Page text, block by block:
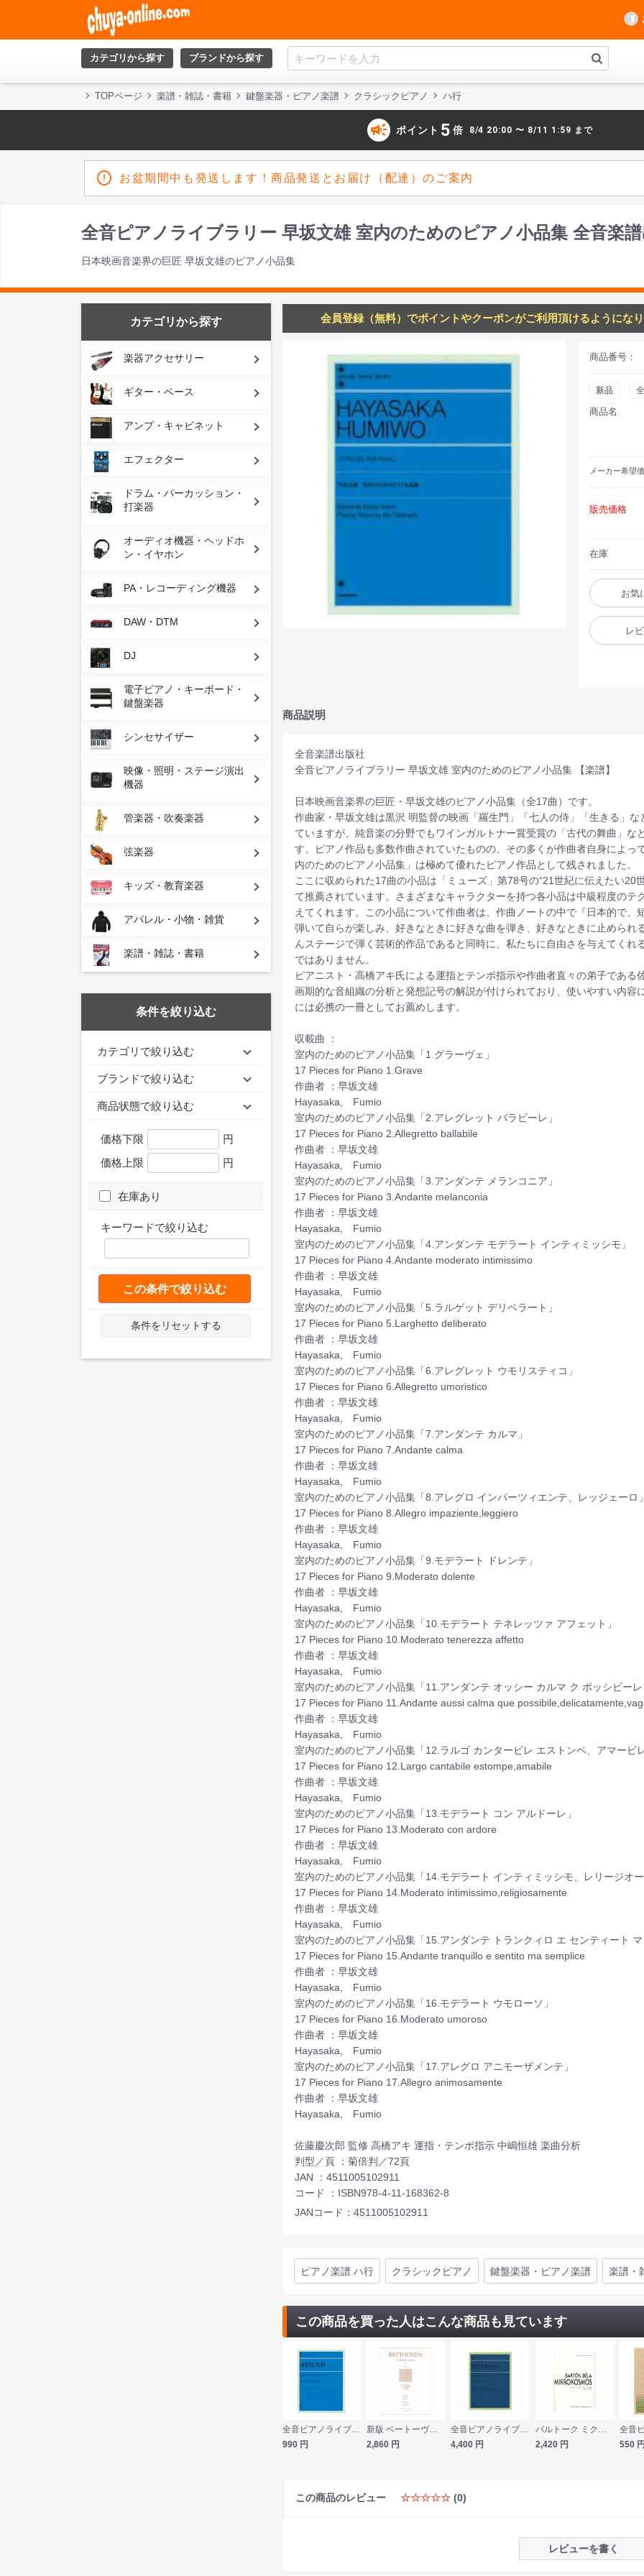
カテゴリから探す ブランドから探す
TOPページ 楽譜・雑誌・書籍 鍵盤楽器・ピアノ楽譜 クラシックピアノ ハ行
campaign ポイント 5 倍 8/4 20:00 〜 8/11 1:59 まで
お盆期間中も発送します！商品発送とお届け（配達）のご案内
全音ピアノライブラリー 早坂文雄 室内のためのピアノ小品集 全音楽
日本映画音楽界の巨匠 早坂文雄のピアノ小品集
カテゴリから探す
楽器アクセサリー
ギター・ベース
アンプ・キャビネット
エフェクター
ドラム・パーカッション・
打楽器
オーディオ機器・ヘッドホ
ン・イヤホン
PA・レコーディング機器
DAW・DTM
DJ
電子ピアノ・キーボード・
鍵盤楽器
シンセサイザー
映像・照明・ステージ演出
機器
管楽器・吹奏楽器
弦楽器
キッズ・教育楽器
アパレル・小物・雑貨
楽譜・雑誌・書籍
条件を絞り込む
カテゴリで絞り込む
ブランドで絞り込む
商品状態で絞り込む
価格下限
円
価格上限
円
在庫あり
キーワードで絞り込む
この条件で絞り込む
条件をリセットする
会員登録（無料）でポイントやクーポンがご利用頂けるようにな
商品番号：
新品
商品名
メーカー希望
販売価格
在庫
お気
レ
商品説明
全音楽譜出版社
全音ピアノライブラリー 早坂文雄 室内のためのピアノ小品集 【楽譜】
日本映画音楽界の巨匠・早坂文雄のピアノ小品集（全17曲）です。
作曲家・早坂文雄は黒沢 明監督の映画「羅生門」「七人の侍」「生きる」
ていますが、純音楽の分野でもワインガルトナー賞受賞の「古代の舞曲」
す。ピアノ作品も多数作曲されていたものの、その多くが作曲者自身によ
内のためのピアノ小品集」は極めて優れたピアノ作品として残されました。
ここに収められた17曲の小品は「ミューズ」第78号の“21世紀に伝えたい20
て推薦されています。さまざまなキャラクターを持つ各小品は中級程度の
えてくれます。この小品について作曲者は、作曲ノートの中で『日本的で
弾いて自らが楽しみ、好きなときに好きな曲を弾き、好きなときに止めら
んステージで弾く芸術的作品であると同時に、私たちに自由さを与えてく
ではありません。
ピアニスト・高橋アキ氏による運指とテンポ指示や作曲者直々の弟子であ
画期的な音組織の分析と発想記号の解説が付けられており、使いやすい内
には必携の一冊としてお薦めします。
収載曲 ：
室内のためのピアノ小品集「1.グラーヴェ」
17 Pieces for Piano 1.Grave
作曲者 ：早坂文雄
Hayasaka, Fumio
室内のためのピアノ小品集「2.アレグレット バラビーレ」
17 Pieces for Piano 2.Allegretto ballabile
作曲者 ：早坂文雄
Hayasaka, Fumio
室内のためのピアノ小品集「3.アンダンテ メランコニア」
17 Pieces for Piano 3.Andante melanconia
作曲者 ：早坂文雄
Hayasaka, Fumio
室内のためのピアノ小品集「4.アンダンテ モデラート インティミッシモ」
17 Pieces for Piano 4.Andante moderato intimissimo
作曲者 ：早坂文雄
Hayasaka, Fumio
室内のためのピアノ小品集「5.ラルゲット デリベラート」
17 Pieces for Piano 5.Larghetto deliberato
作曲者 ：早坂文雄
Hayasaka, Fumio
室内のためのピアノ小品集「6.アレグレット ウモリスティコ」
17 Pieces for Piano 6.Allegretto umoristico
作曲者 ：早坂文雄
Hayasaka, Fumio
室内のためのピアノ小品集「7.アンダンテ カルマ」
17 Pieces for Piano 7.Andante calma
作曲者 ：早坂文雄
Hayasaka, Fumio
室内のためのピアノ小品集「8.アレグロ インパーツィエンテ、レッジェーロ
17 Pieces for Piano 8.Allegro impaziente,leggiero
作曲者 ：早坂文雄
Hayasaka, Fumio
室内のためのピアノ小品集「9.モデラート ドレンテ」
17 Pieces for Piano 9.Moderato dolente
作曲者 ：早坂文雄
Hayasaka, Fumio
室内のためのピアノ小品集「10.モデラート テネレッツァ アフェット」
17 Pieces for Piano 10.Moderato tenerezza affetto
作曲者 ：早坂文雄
Hayasaka, Fumio
室内のためのピアノ小品集「11.アンダンテ オッシー カルマ ク ポッシビー
17 Pieces for Piano 11.Andante aussi calma que
作曲者 ：早坂文雄
Hayasaka, Fumio
室内のためのピアノ小品集「12.ラルゴ カンタービレ エストンペ、アマービ
17 Pieces for Piano 12.Largo cantabile estompe,amabile
作曲者 ：早坂文雄
Hayasaka, Fumio
室内のためのピアノ小品集「13.モデラート コン アルドーレ」
17 Pieces for Piano 13.Moderato con ardore
作曲者 ：早坂文雄
Hayasaka, Fumio
室内のためのピアノ小品集「14.モデラート インティミッシモ、レリージオ
17 Pieces for Piano 14.Moderato intimissimo,religiosamente
作曲者 ：早坂文雄
Hayasaka, Fumio
室内のためのピアノ小品集「15.アンダンテ トランクィロ エ センティート
17 Pieces for Piano 15.Andante tranquillo e sentito ma semplice
作曲者 ：早坂文雄
Hayasaka, Fumio
室内のためのピアノ小品集「16.モデラート ウモローソ」
17 Pieces for Piano 16.Moderato umoroso
作曲者 ：早坂文雄
Hayasaka, Fumio
室内のためのピアノ小品集「17.アレグロ アニモーザメンテ」
17 Pieces for Piano 17.Allegro animosamente
作曲者 ：早坂文雄
Hayasaka, Fumio
佐藤慶次郎 監修 高橋アキ 運指・テンポ指示 中嶋恒雄 楽曲分析
判型／頁 ：菊倍判／72頁
JAN ：4511005102911
コード ：ISBN978-4-11-168362-8
JANコード：4511005102911
ピアノ楽譜 ハ行 クラシックピアノ 鍵盤楽器・ピアノ楽譜 楽譜・
この商品を買った人はこんな商品も見ています
全音ピアノライブラリー ブレスラウアー やさしいピアノ小品集 Op.46 全音楽譜出版社
990 円
新版 ベートーヴェン ピアノ作品集 4 変奏曲集 春秋社
2,860 円
全音ピアノライブラリー ベートーヴェン ピアノソナタ集 1巻〔ハロルド・クラクストン編〕 全音楽譜出版社
4,400 円
バルトーク ミクロコスモス 上 1〜3巻 ドレミ楽譜出版社
2,420 円 550
この商品のレビュー ☆☆☆☆☆ (0)
レビューを書く